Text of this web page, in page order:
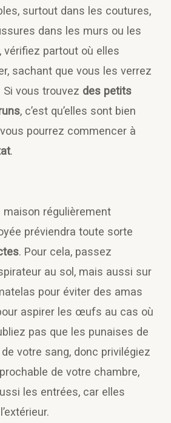
surtout dans les coutures,
dans les murs ou les
vérifiez partout où elles
sachant que vous les verrez
vous trouvez des petits
, c’est qu’elles sont bien
pourrez commencer à
.
maison régulièrement
préviendra toute sorte
. Pour cela, passez
au sol, mais aussi sur
pour éviter des amas
aspirer les œufs au cas où
pas que les punaises de
votre sang, donc privilégiez
de votre chambre,
les entrées, car elles